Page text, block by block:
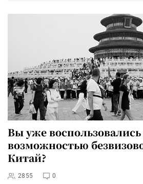
Вы уже воспользовались
возможностью
Китай?
2855 0